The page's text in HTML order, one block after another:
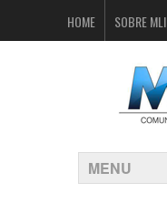
HOME SOBRE MLI
MENU